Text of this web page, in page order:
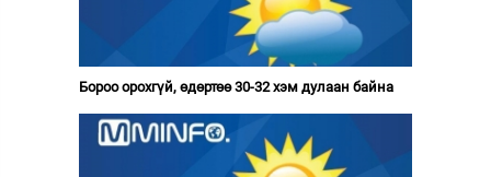
Бороо орохгүй, өдөртөө 30-32 хэм дулаан байна